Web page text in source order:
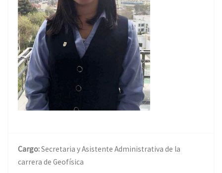
Cargo:Secretaria y Asistente Administrativa de la
carrera de Geofísica